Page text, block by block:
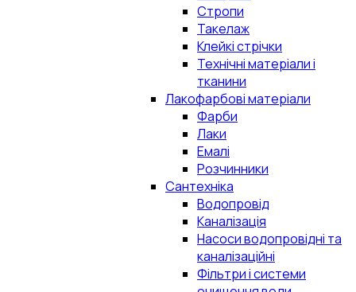
Стропи
Такелаж
Клейкі стрічки
Технічні матеріали і
тканини
Лакофарбові матеріали
Фарби
Лаки
Емалі
Розчинники
Сантехніка
Водопровід
Каналізація
Насоси водопровідні та
каналізаційні
Фільтри і системи